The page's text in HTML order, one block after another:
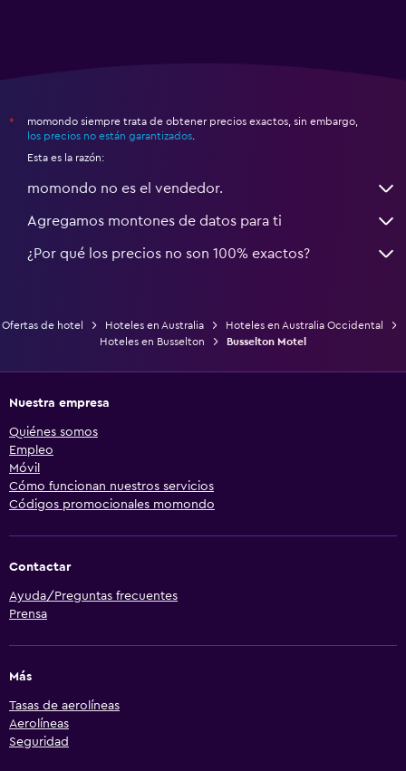
*
momondo siempre trata de obtener precios exactos, sin embargo,
los precios no están garantizados
Esta es la razón:
momondo no es el vendedor.
Agregamos montones de datos para ti
¿Por qué los precios no son 100% exactos?
Ofertas de hotel Hoteles en Australia
Hoteles en Australia Occidental
Hoteles en Busselton
Busselton Motel
Nuestra empresa
Quiénes somos
Empleo
Móvil
Cómo funcionan nuestros servicios
Códigos promocionales momondo
Contactar
Ayuda/Preguntas frecuentes
Prensa
Más
Tasas de aerolíneas
Aerolíneas
Seguridad